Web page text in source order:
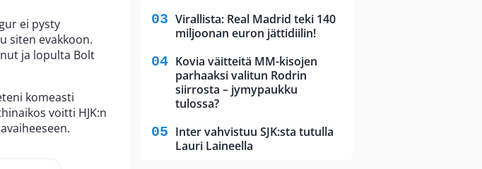
ei pysty
siten evakkoon.
ja lopulta Bolt
komeasti
voitti HJK:n
Virallista: Real Madrid teki 140
miljoonan euron jättidiilin!
Kovia väitteitä MM-kisojen
parhaaksi valitun Rodrin
siirrosta – jymypaukku
tulossa?
Inter vahvistuu SJK:sta tutulla
Lauri Laineella